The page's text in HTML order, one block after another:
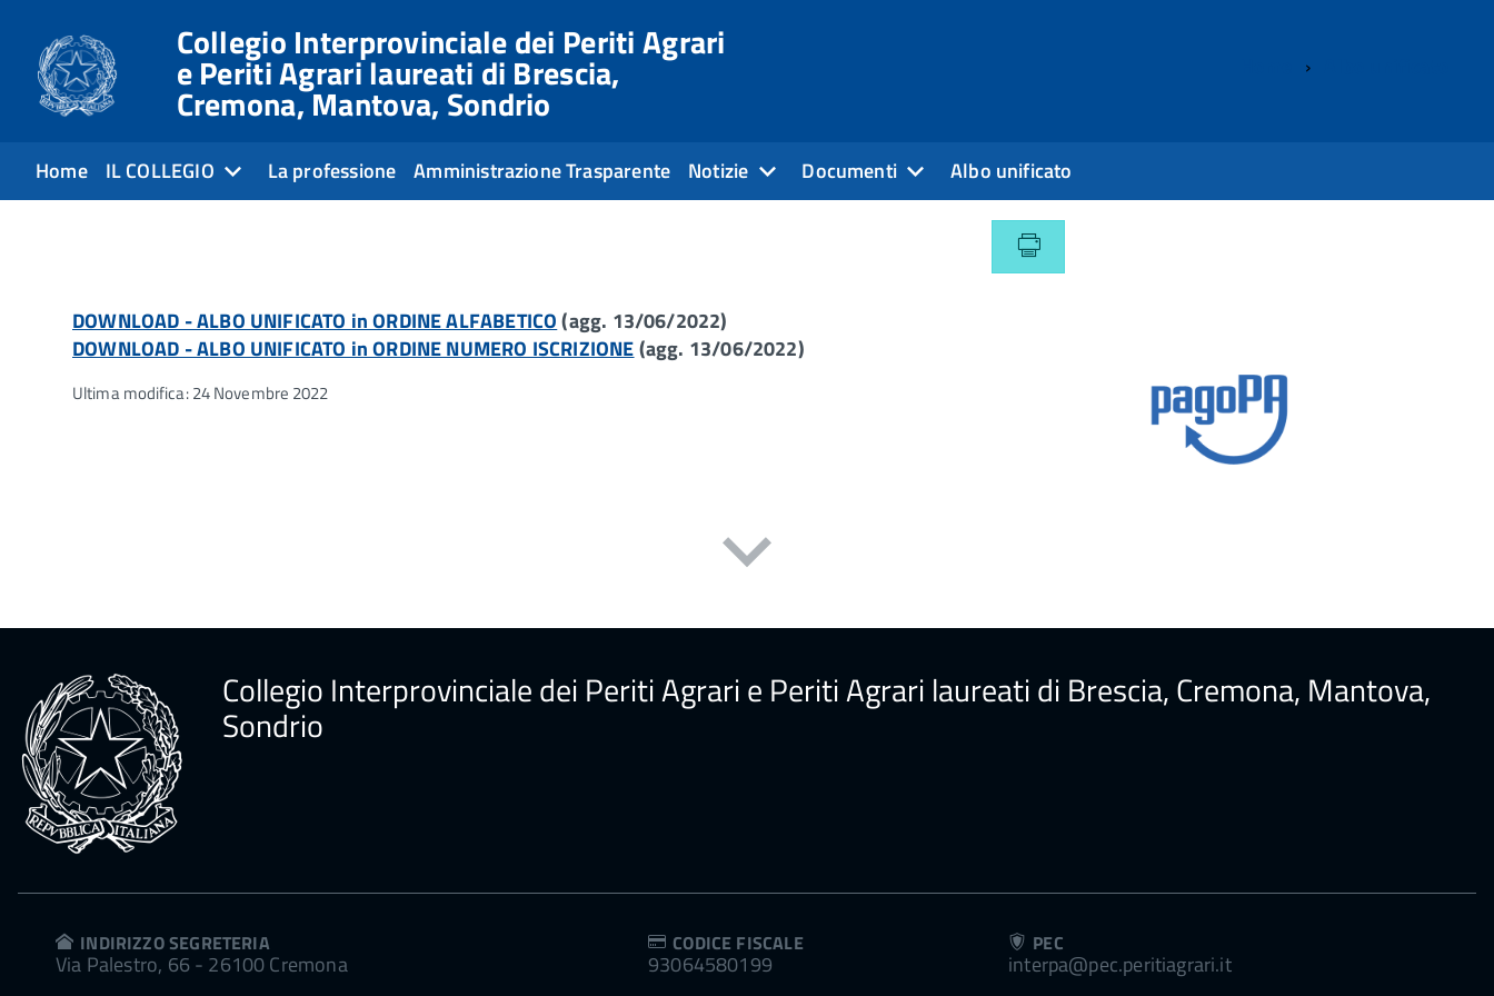
Collegio Interprovinciale dei Periti Agrari
e Periti Agrari laureati di Brescia,
Cremona, Mantova, Sondrio
Home IL COLLEGIO La professione Amministrazione Trasparente Notizie Documenti Albo unificato
DOWNLOAD - ALBO UNIFICATO in ORDINE ALFABETICO(agg. 13/06/2022)
DOWNLOAD - ALBO UNIFICATO in ORDINE NUMERO ISCRIZIONE(agg. 13/06/2022)
Ultima modifica: 24 Novembre 2022
Collegio Interprovinciale dei Periti Agrari e Periti Agrari laureati di Brescia, Cremona, Mantova,
Sondrio
INDIRIZZO SEGRETERIA
Via Palestro, 66 - 26100 Cremona
CODICE FISCALE
93064580199
PEC
interpa@pec.peritiagrari.it